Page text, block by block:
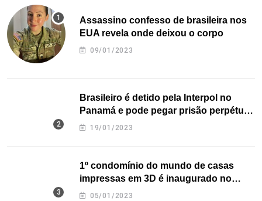
Assassino confesso de brasileira nos
EUA revela onde deixou o corpo
09/01/2023
Brasileiro é detido pela Interpol no
Panamá e pode pegar prisão perpétua
nos EUA
19/01/2023
1º condomínio do mundo de casas
impressas em 3D é inaugurado no
Texas
05/01/2023